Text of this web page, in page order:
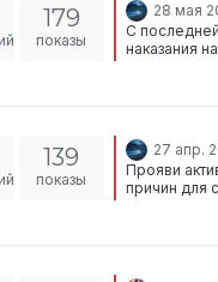
179
показы
28 мая
С
наказания
139
показы
27 апр.
Прояви
причин для